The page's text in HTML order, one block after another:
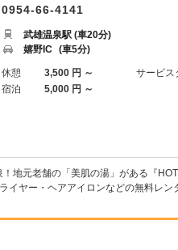
0954-66-4141
武雄温泉駅 (車20分)
嬉野IC (車5分)
休憩 3,500 円 ～ サービス
宿泊
5,000 円 ～
地元老舗の「美肌の湯」がある『
ヤー・ヘアアイロンなどの無料レン